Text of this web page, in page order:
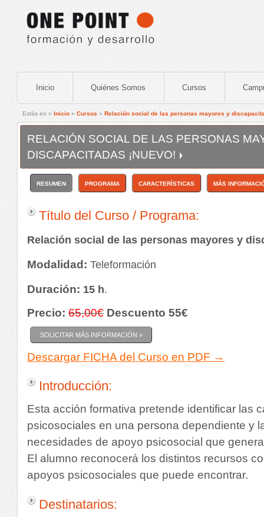
Inicio Quiénes Somos Cursos
Estás en » Inicio » Cursos » Relación social de las personas mayores y
RELACIÓN SOCIAL DE LAS PERSONAS
DISCAPACITADAS ¡NUEVO!
RESUMEN PROGRAMA CARACTERÍSTICAS MÁS
Título del Curso / Programa:
Relación social de las personas mayores y
Modalidad: Teleformación
Duración: 15 h.
Precio: 65,00€ Descuento 55€
SOLICITAR MÁS INFORMACIÓN »
Descargar FICHA del Curso en PDF →
Introducción:
Esta acción formativa pretende identificar las
psicosociales en una persona dependiente y
necesidades de apoyo psicosocial que
El alumno reconocerá los distintos recursos
apoyos psicosociales que puede encontrar.
Destinatarios: